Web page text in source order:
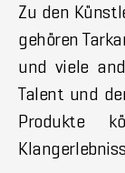
Zu den
gehören
und viele
Talent und
Produkte